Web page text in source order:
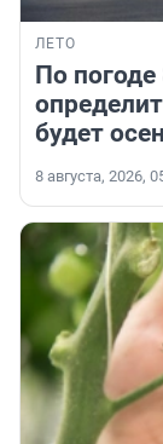
ЛЕТО
По
будет
8 августа, 2026,